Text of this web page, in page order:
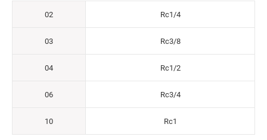
02 Rc1/4
03 Rc3/8
04 Rc1/2
06 Rc3/4
10 Rc1